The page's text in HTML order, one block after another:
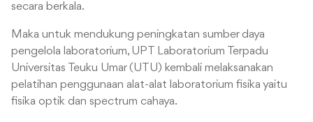
secara berkala.
Maka untuk mendukung peningkatan sumber daya
pengelola laboratorium, UPT Laboratorium Terpadu
Universitas Teuku Umar (UTU) kembali melaksanakan
pelatihan penggunaan alat-alat laboratorium fisika yaitu
fisika optik dan spectrum cahaya.